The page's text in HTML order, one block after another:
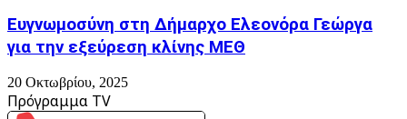
Ευγνωμοσύνη στη Δήμαρχο Ελεονόρα Γεώργα
για την εξεύρεση κλίνης ΜΕΘ
20 Οκτωβρίου, 2025
Πρόγραμμα TV